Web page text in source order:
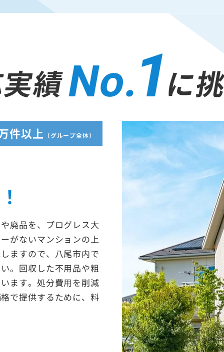
績No.1に
件以上 （グループ全体）
廃品を、プログレス大
がないマンションの上
ますので、八尾市内で
。回収した不用品や粗
ます。処分費用を削減
で提供するために、料